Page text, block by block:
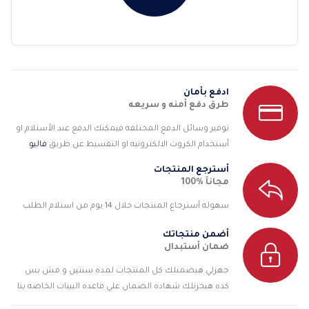
ادفع بأمان
طرق دفع أمنه و سريعه
توفير وسائل الدفع المختلفه فيمكنك الدفع عند الأستلام او
أستخدام الكروت الالكترونيه او التقسيط عن طريق فاليو
أسترجع المنتجات
مجانآ %100
سهوله أسترجاع المنتجات خلال 14 يوم من استلام الطلب
أضمن منتجاتك
ضمان أستبدال
جهزلي هيضمنلك كل المنتجات لمده سنتين و مش بس
كده هيخزنلك شهاده الضمان علي قاعده البينات الخاصه بنا